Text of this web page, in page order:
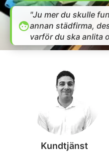
"Ju mer du skulle
annan städfirma,
varför du ska anlita
Kundtjänst